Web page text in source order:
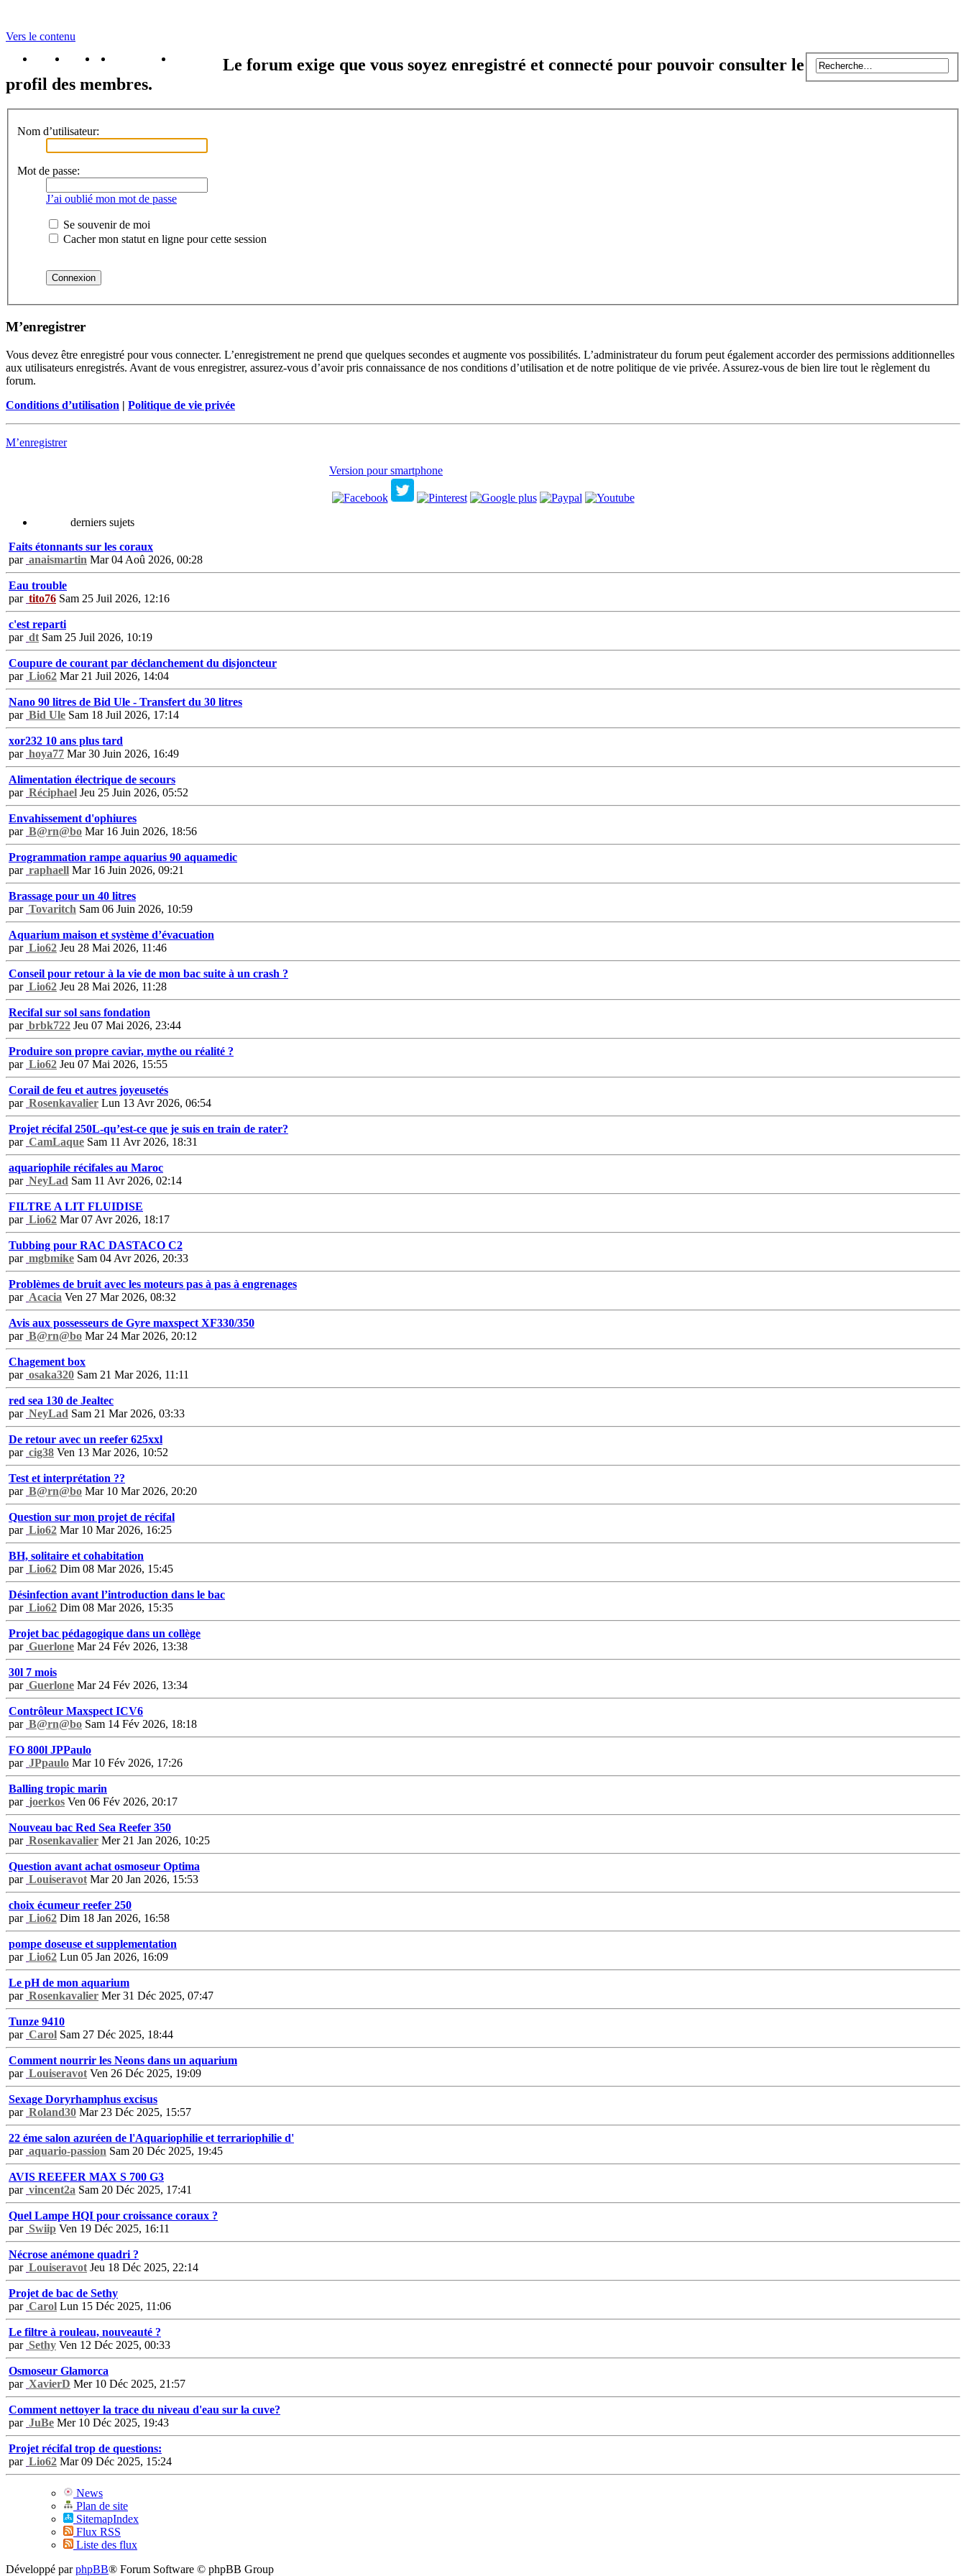
Vers le contenu
portail
forum faq m'enregister
Le forum exige que vous soyez enregistré et connecté pour pouvoir consulter le
profil des membres.
Nom d’utilisateur:
Mot de passe:
J’ai oublié mon mot de passe
Se souvenir de moi
Cacher mon statut en ligne pour cette session
M’enregistrer
Vous devez être enregistré pour vous connecter. L’enregistrement ne prend que quelques secondes et augmente vos possibilités. L’administrateur du forum peut également accorder des permissions additionnelles
aux utilisateurs enregistrés. Avant de vous enregistrer, assurez-vous d’avoir pris connaissance de nos conditions d’utilisation et de notre politique de vie privée. Assurez-vous de bien lire tout le règlement du
forum.
Conditions d’utilisation | Politique de vie privée
M’enregistrer
Version pour smartphone
derniers sujets
Faits étonnants sur les coraux
par anaismartin Mar 04 Aoû 2026, 00:28
Eau trouble
par tito76 Sam 25 Juil 2026, 12:16
c'est reparti
par dt Sam 25 Juil 2026, 10:19
Coupure de courant par déclanchement du disjoncteur
par Lio62 Mar 21 Juil 2026, 14:04
Nano 90 litres de Bid Ule - Transfert du 30 litres
par Bid Ule Sam 18 Juil 2026, 17:14
xor232 10 ans plus tard
par hoya77 Mar 30 Juin 2026, 16:49
Alimentation électrique de secours
par Réciphael Jeu 25 Juin 2026, 05:52
Envahissement d'ophiures
par B@rn@bo Mar 16 Juin 2026, 18:56
Programmation rampe aquarius 90 aquamedic
par raphaell Mar 16 Juin 2026, 09:21
Brassage pour un 40 litres
par Tovaritch Sam 06 Juin 2026, 10:59
Aquarium maison et système d’évacuation
par Lio62 Jeu 28 Mai 2026, 11:46
Conseil pour retour à la vie de mon bac suite à un crash ?
par Lio62 Jeu 28 Mai 2026, 11:28
Recifal sur sol sans fondation
par brbk722 Jeu 07 Mai 2026, 23:44
Produire son propre caviar, mythe ou réalité ?
par Lio62 Jeu 07 Mai 2026, 15:55
Corail de feu et autres joyeusetés
par Rosenkavalier Lun 13 Avr 2026, 06:54
Projet récifal 250L-qu’est-ce que je suis en train de rater?
par CamLaque Sam 11 Avr 2026, 18:31
aquariophile récifales au Maroc
par NeyLad Sam 11 Avr 2026, 02:14
FILTRE A LIT FLUIDISE
par Lio62 Mar 07 Avr 2026, 18:17
Tubbing pour RAC DASTACO C2
par mgbmike Sam 04 Avr 2026, 20:33
Problèmes de bruit avec les moteurs pas à pas à engrenages
par Acacia Ven 27 Mar 2026, 08:32
Avis aux possesseurs de Gyre maxspect XF330/350
par B@rn@bo Mar 24 Mar 2026, 20:12
Chagement box
par osaka320 Sam 21 Mar 2026, 11:11
red sea 130 de Jealtec
par NeyLad Sam 21 Mar 2026, 03:33
De retour avec un reefer 625xxl
par cig38 Ven 13 Mar 2026, 10:52
Test et interprétation ??
par B@rn@bo Mar 10 Mar 2026, 20:20
Question sur mon projet de récifal
par Lio62 Mar 10 Mar 2026, 16:25
BH, solitaire et cohabitation
par Lio62 Dim 08 Mar 2026, 15:45
Désinfection avant l’introduction dans le bac
par Lio62 Dim 08 Mar 2026, 15:35
Projet bac pédagogique dans un collège
par Guerlone Mar 24 Fév 2026, 13:38
30l 7 mois
par Guerlone Mar 24 Fév 2026, 13:34
Contrôleur Maxspect ICV6
par B@rn@bo Sam 14 Fév 2026, 18:18
FO 800l JPPaulo
par JPpaulo Mar 10 Fév 2026, 17:26
Balling tropic marin
par joerkos Ven 06 Fév 2026, 20:17
Nouveau bac Red Sea Reefer 350
par Rosenkavalier Mer 21 Jan 2026, 10:25
Question avant achat osmoseur Optima
par Louiseravot Mar 20 Jan 2026, 15:53
choix écumeur reefer 250
par Lio62 Dim 18 Jan 2026, 16:58
pompe doseuse et supplementation
par Lio62 Lun 05 Jan 2026, 16:09
Le pH de mon aquarium
par Rosenkavalier Mer 31 Déc 2025, 07:47
Tunze 9410
par Carol Sam 27 Déc 2025, 18:44
Comment nourrir les Neons dans un aquarium
par Louiseravot Ven 26 Déc 2025, 19:09
Sexage Doryrhamphus excisus
par Roland30 Mar 23 Déc 2025, 15:57
22 éme salon azuréen de l'Aquariophilie et terrariophilie d'
par aquario-passion Sam 20 Déc 2025, 19:45
AVIS REEFER MAX S 700 G3
par vincent2a Sam 20 Déc 2025, 17:41
Quel Lampe HQI pour croissance coraux ?
par Swiip Ven 19 Déc 2025, 16:11
Nécrose anémone quadri ?
par Louiseravot Jeu 18 Déc 2025, 22:14
Projet de bac de Sethy
par Carol Lun 15 Déc 2025, 11:06
Le filtre à rouleau, nouveauté ?
par Sethy Ven 12 Déc 2025, 00:33
Osmoseur Glamorca
par XavierD Mer 10 Déc 2025, 21:57
Comment nettoyer la trace du niveau d'eau sur la cuve?
par JuBe Mer 10 Déc 2025, 19:43
Projet récifal trop de questions:
par Lio62 Mar 09 Déc 2025, 15:24
News
Plan de site
SitemapIndex
Flux RSS
Liste des flux
Développé parphpBB® Forum Software © phpBB Group